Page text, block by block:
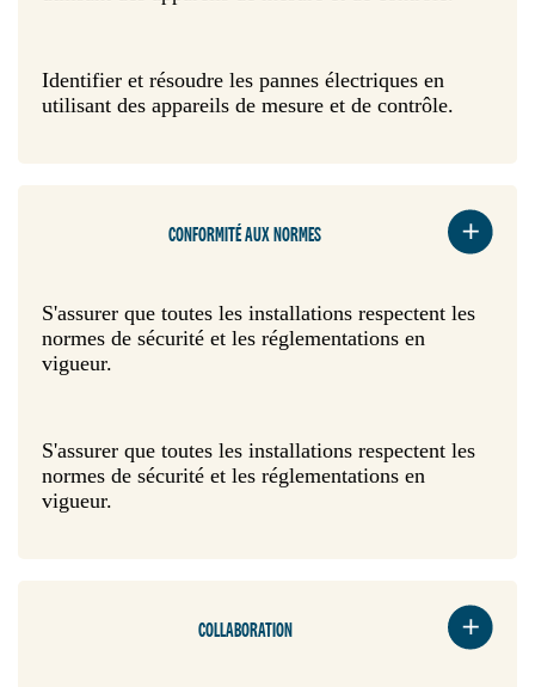
Identifier et résoudre les pannes électriques en
utilisant des appareils de mesure et de contrôle.
CONFORMITÉ AUX NORMES
S'assurer que toutes les installations respectent les
normes de sécurité et les réglementations en
vigueur.
S'assurer que toutes les installations respectent les
normes de sécurité et les réglementations en
vigueur.
COLLABORATION